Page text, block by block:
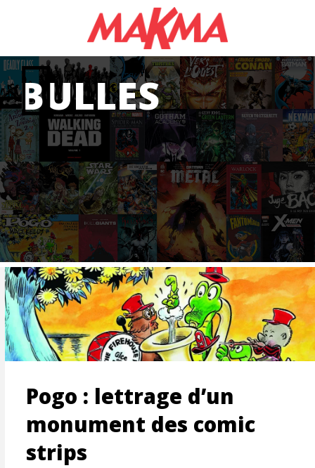
BULLES
Pogo : lettrage d’un
monument des comic
strips